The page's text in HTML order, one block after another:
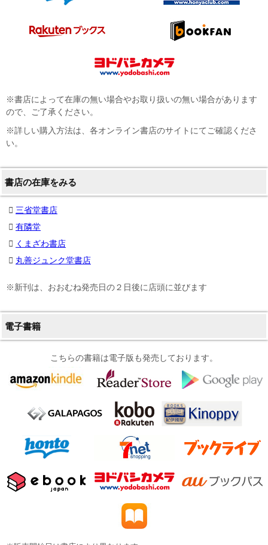
※書店によって在庫の無い場合やお取り扱いの無い場合があります
ので、ご了承ください。
※詳しい購入方法は、各オンライン書店のサイトにてご確認くださ
い。
書店の在庫をみる
三省堂書店
有隣堂
くまざわ書店
丸善ジュンク堂書店
※新刊は、おおむね発売日の２日後に店頭に並びます
電子書籍
こちらの書籍は電子版も発売しております。